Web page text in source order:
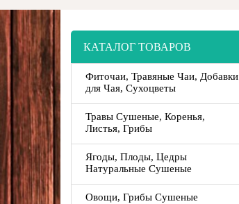
КАТАЛОГ ТОВАРОВ
Фиточаи, Травяные Чаи, Добавки
для Чая, Сухоцветы
Травы Сушеные, Коренья,
Листья, Грибы
Ягоды, Плоды, Цедры
Натуральные Сушеные
Овощи, Грибы Сушеные